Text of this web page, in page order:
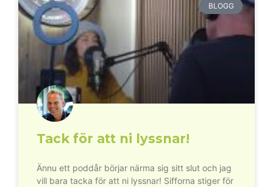
BLOGG
Tack för att ni lyssnar!
Ännu ett poddår börjar närma sig sitt slut och jag
vill bara tacka för att ni lyssnar! Sifforna stiger för